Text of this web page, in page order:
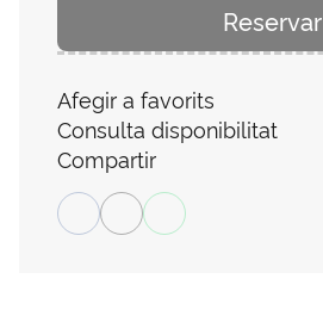
Reservar
Afegir a favorits
Consulta disponibilitat
Compartir